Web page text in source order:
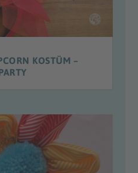
KOSTÜM –